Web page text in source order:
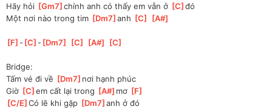
Hãy hỏi [Gm7 ]
chính anh có thấy em vẫn ở [C ]
đó
Một nơi nào trong tim [Dm7 ]
anh [C [A#
[F ]- [C ]- [Dm7 [C [A# [C
Bridge:
Tấm vé đi về [Dm7 ]nơi hạnh phúc
Giờ [C ]
em cất lại trong [A# ]mơ [F
[C/E ]
Có lẽ khi gặp [Dm7 ]
anh ở đó